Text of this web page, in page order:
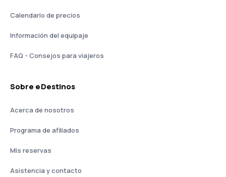
Calendario de precios
Información del equipaje
FAQ - Consejos para viajeros
Sobre eDestinos
Acerca de nosotros
Programa de afiliados
Mis reservas
Asistencia y contacto